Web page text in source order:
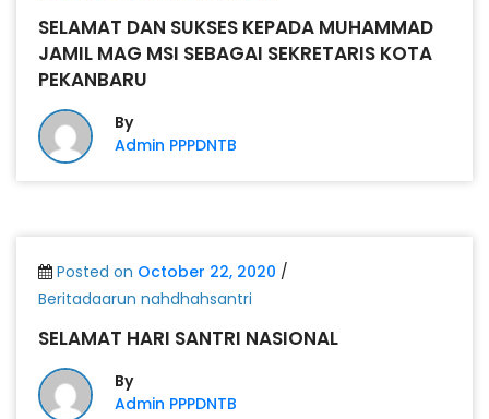
SELAMAT DAN SUKSES KEPADA MUHAMMAD
JAMIL MAG MSI SEBAGAI SEKRETARIS KOTA
PEKANBARU
By
Admin PPPDNTB
Posted on October 22, 2020 /
Beritadaarun nahdhahsantri
SELAMAT HARI SANTRI NASIONAL
By
Admin PPPDNTB